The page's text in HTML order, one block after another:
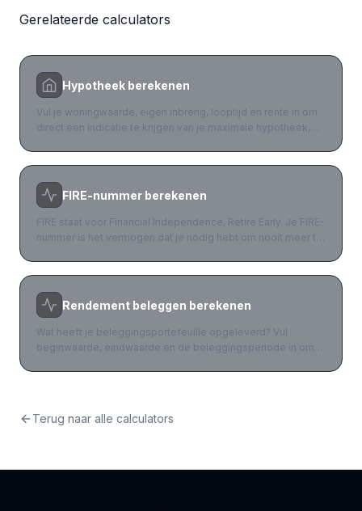
Gerelateerde calculators
Hypotheek berekenen
Vul je woningwaarde, eigen inbreng, looptijd en rente in om
direct een indicatie te krijgen van je maximale hypotheek,
FIRE-nummer berekenen
FIRE staat voor Financial Independence, Retire Early. Je FIRE-
nummer is het vermogen dat je nodig hebt om nooit meer te
Rendement beleggen berekenen
Wat heeft je beleggingsportefeuille opgeleverd? Vul
beginwaarde, eindwaarde en de beleggingsperiode in om
Terug naar alle calculators